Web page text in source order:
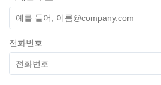
전화번호